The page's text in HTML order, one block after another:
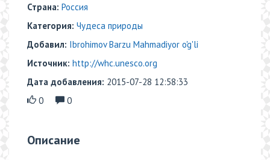
Страна: Россия
Категория: Чудеса природы
Добавил: Ibrohimov Barzu Mahmadiyor o'g'li
Источник: http://whc.unesco.org
Дата добавления: 2015-07-28 12:58:33
0
0
Описание